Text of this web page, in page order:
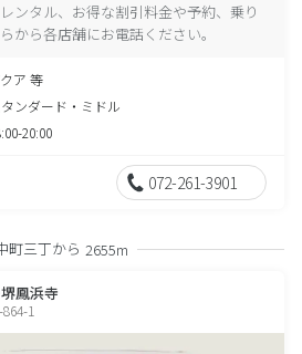
ンタル、お得な割引料金や予約、乗り
から各店舗にお電話ください。
ア 等
タンダード・ミドル
20:00
072-261-3901
町三丁から 2655m
鳳浜寺
1